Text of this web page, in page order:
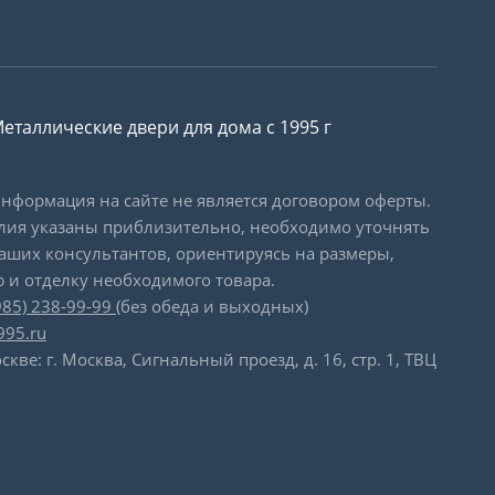
двери для дома с 1995 г
на сайте не является договором оферты.
указаны приблизительно, необходимо уточнять
консультантов, ориентируясь на размеры,
отделку необходимого товара.
238-99-99 (без обеда и выходных)
г. Москва, Сигнальный проезд, д. 16, стр. 1, ТВЦ